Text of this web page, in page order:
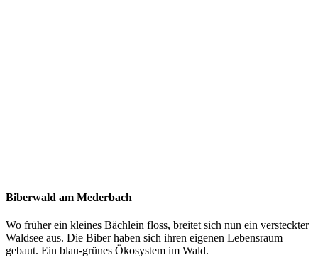
Biberwald am Mederbach
Wo früher ein kleines Bächlein floss, breitet sich nun ein versteckter
Waldsee aus. Die Biber haben sich ihren eigenen Lebensraum
gebaut. Ein blau-grünes Ökosystem im Wald.